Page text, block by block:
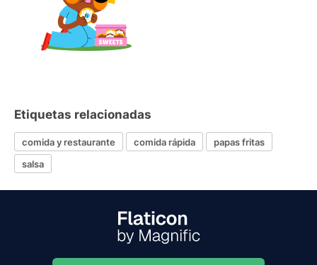
Etiquetas relacionadas
comida y restaurante comida rápida
papas fritas
salsa